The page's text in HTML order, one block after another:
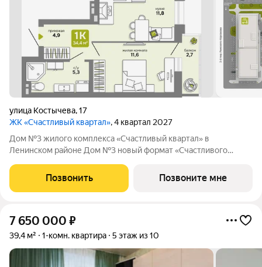
улица Костычева,17
ЖК «Счастливый квартал», 4 квартал 2027
Дом №3 жилого комплекса «Счастливый квартал» в
Ленинском районе Дом №3 новый формат «Счастливого
привычный комфорт жилого комплекса сочетается с более
камерной атмосферой проживания. О проекте:
Позвонить Позвоните мне
7 650 000 ₽
39,4 м² 1-комн. квартира 5 этаж из 10